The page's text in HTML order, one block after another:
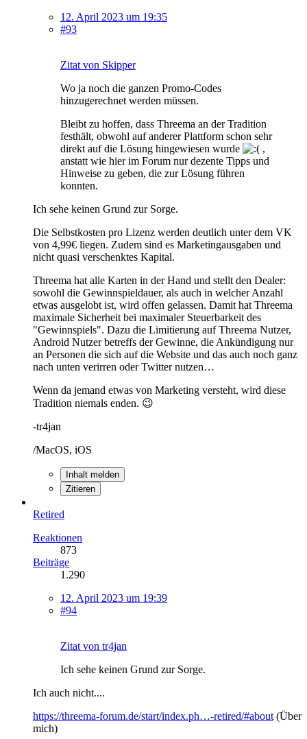
12. April 2023 um 19:35
#93
Zitat von Skipper
Wo ja noch die ganzen Promo-Codes
hinzugerechnet werden müssen.
Bleibt zu hoffen, dass Threema an der Tradition
festhält, obwohl auf anderer Plattform schon sehr
direkt auf die Lösung hingewiesen wurde
,
anstatt wie hier im Forum nur dezente Tipps und
Hinweise zu geben, die zur Lösung führen
konnten.
Ich sehe keinen Grund zur Sorge.
Die Selbstkosten pro Lizenz werden deutlich unter dem VK
von 4,99€ liegen. Zudem sind es Marketingausgaben und
nicht quasi verschenktes Kapital.
Threema hat alle Karten in der Hand und stellt den Dealer:
sowohl die Gewinnspieldauer, als auch in welcher Anzahl
etwas ausgelobt ist, wird offen gelassen. Damit hat Threema
maximale Sicherheit bei maximaler Steuerbarkeit des
"Gewinnspiels". Dazu die Limitierung auf Threema Nutzer,
Android Nutzer betreffs der Gewinne, die Ankündigung nur
an Personen die sich auf die Website und das auch noch ganz
nach unten verirren oder Twitter nutzen…
Wenn da jemand etwas von Marketing versteht, wird diese
Tradition niemals enden. 😉
-tr4jan
/MacOS, iOS
Inhalt melden
Zitieren
Retired
Reaktionen
873
Beiträge
1.290
12. April 2023 um 19:39
#94
Zitat von tr4jan
Ich sehe keinen Grund zur Sorge.
Ich auch nicht....
https://threema-forum.de/start/index.ph…-retired/#about (Über
mich)